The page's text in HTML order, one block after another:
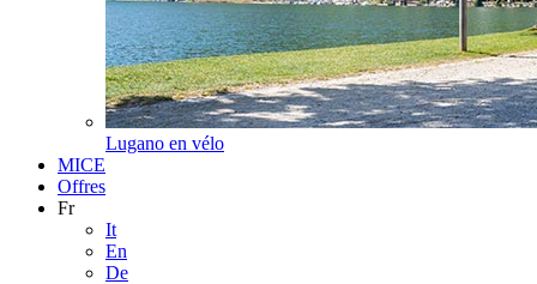
Lugano en vélo
MICE
Offres
Fr
It
En
De